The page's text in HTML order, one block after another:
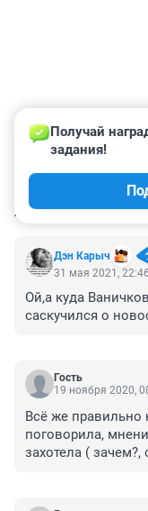
Дэн Карыч
Получай
задания!
31 мая 2021, 22:46
Ой,а куда
саскучился о
Гость
19 ноября 2020,
Всё же правильно
поговорила,
захотела (